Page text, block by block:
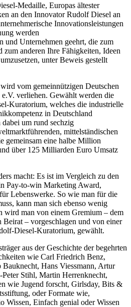
Medaille, Europas ältester
an den Innovator Rudolf Diesel an
Innovationsleistungen
werden
und Unternehmen geehrt, die zum
zum anderen Ihre Fähigkeiten, Ideen
unter Beweis gestellt
vom gemeinnützigen Deutschen
verliehen. Gewählt werden die
Kuratorium, welches die industrielle
in Deutschland
dabei um rund sechzig
mittelständischen
gemeinsam eine halbe Million
über 125 Milliarden Euro Umsatz
macht: Es ist im Vergleich zu den
Pay-to-win Marketing Award,
Lebenswerke. So wie man für die
kann man sich ebenso wenig
wird man von einem Gremium – dem
Beirat – vorgeschlagen und von einer
Diesel-Kuratorium, gewählt.
aus der Geschichte der begehrten
wie Carl Friedrich Benz,
Hans Viessmann, Artur
Stihl, Martin Herrenknecht,
wie Jugend forscht, Girlsday, Bits &
oder Formate wie,
Wissen, Einfach genial oder Wissen